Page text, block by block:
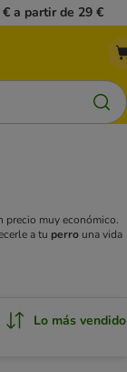
€ a partir de 29 €
precio muy económico.
a tu perro una vida
Lo más vendido